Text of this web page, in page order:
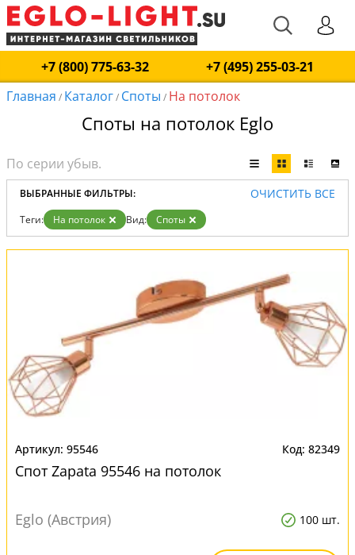
+7 (800) 775-63-32
+7 (495) 255-03-21
Главная / Каталог/ Споты / На потолок
Споты на потолок Eglo
ВЫБРАННЫЕ ФИЛЬТРЫ: ОЧИСТИТЬ ВСЕ
Теги: На потолок Вид: Споты
95546 82349
Спот Zapata 95546 на потолок
Eglo (Австрия) 100 шт.